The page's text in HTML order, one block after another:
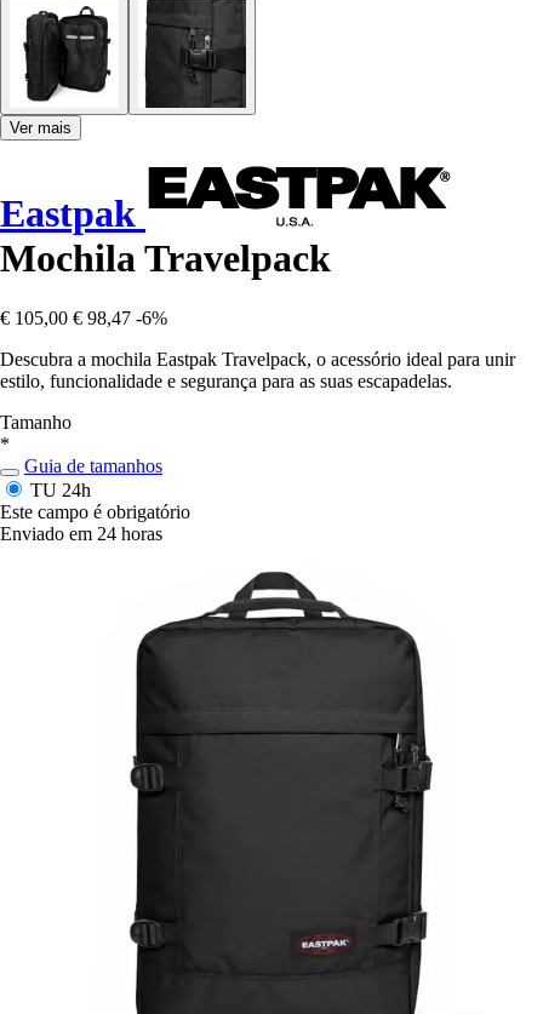
Ver mais
Eastpak
Mochila Travelpack
€ 105,00 € 98,47 -6%
Descubra a mochila Eastpak Travelpack, o acessório ideal para unir
estilo, funcionalidade e segurança para as suas escapadelas.
Tamanho
*
Guia de tamanhos
TU 24h
Este campo é obrigatório
Enviado em 24 horas